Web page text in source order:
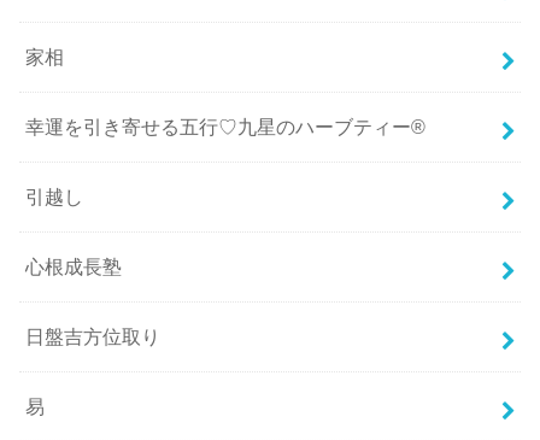
家相
幸運を引き寄せる五行♡九星のハーブティー®
引越し
心根成長塾
日盤吉方位取り
易